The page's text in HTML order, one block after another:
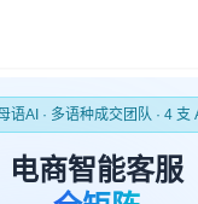
语AI · 多语种成交团队 · 4 支
电商智能客服